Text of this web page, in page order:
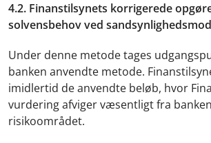
4.2. Finanstilsynets korrigerede
solvensbehov ved
Under denne metode tages
banken anvendte metode.
imidlertid de anvendte beløb, hvor
vurdering afviger væsentligt fra
risikoområdet.